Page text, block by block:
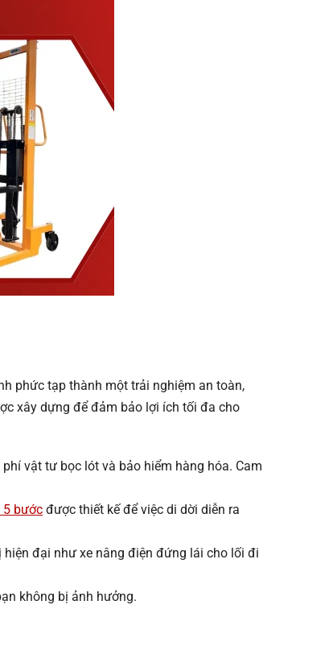
phức tạp thành một trải nghiệm an toàn,
xây dựng để đảm bảo lợi ích tối đa cho
vật tư bọc lót và bảo hiểm hàng hóa. Cam
5 bước được thiết kế để việc di dời diễn ra
đại như xe nâng điện đứng lái cho lối đi
không bị ảnh hưởng.